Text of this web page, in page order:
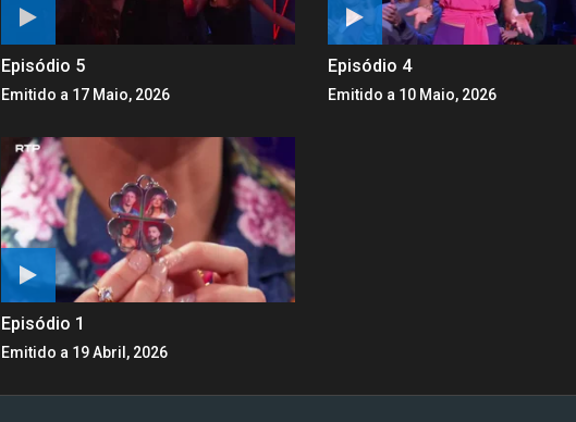
Episódio 5
Emitido a 17 Maio, 2026
Episódio 4
Emitido a 10 Maio, 2026
Episódio 1
Emitido a 19 Abril, 2026